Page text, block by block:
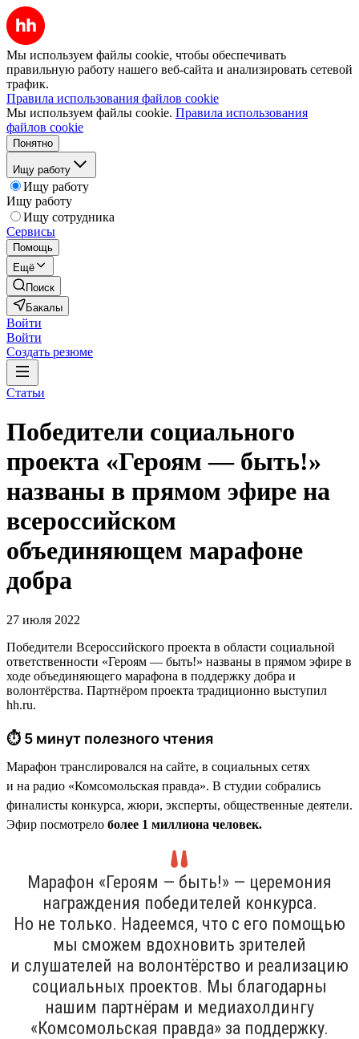
Мы используем файлы cookie, чтобы обеспечивать
правильную работу нашего веб-сайта и анализировать сетевой
трафик.
Правила использования файлов cookie
Мы используем файлы cookie. Правила использования
файлов cookie
Понятно
Ищу работу
Ищу работу
Ищу работу
Ищу сотрудника
Сервисы
Помощь
Ещё
Поиск
Бакалы
Войти
Войти
Создать резюме
Статьи
Победители социального
проекта «Героям — быть!»
названы в прямом эфире на
всероссийском
объединяющем марафоне
добра
27 июля 2022
Победители Всероссийского проекта в области социальной
ответственности «Героям — быть!» названы в прямом эфире в
ходе объединяющего марафона в поддержку добра и
волонтёрства. Партнёром проекта традиционно выступил
hh.ru.
⏱ 5 минут полезного чтения
Марафон транслировался на сайте, в социальных сетях
и на радио «Комсомольская правда». В студии собрались
финалисты конкурса, жюри, эксперты, общественные деятели.
Эфир посмотрело более 1 миллиона человек.
Марафон «Героям — быть!» — церемония
награждения победителей конкурса.
Но не только. Надеемся, что с его помощью
мы сможем вдохновить зрителей
и слушателей на волонтёрство и реализацию
социальных проектов. Мы благодарны
нашим партнёрам и медиахолдингу
«Комсомольская правда» за поддержку.